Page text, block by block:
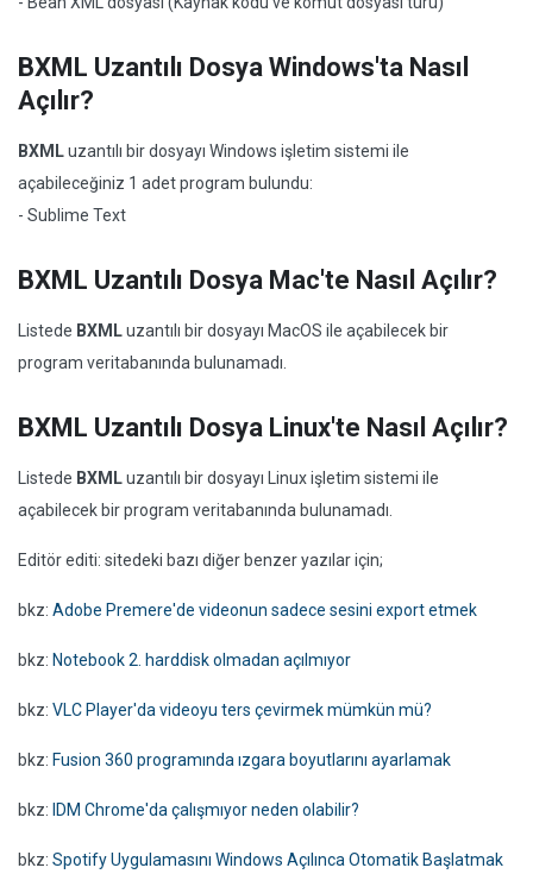
BXML Uzantılı Dosya Windows'ta Nasıl
Açılır?
BXMLuzantılı bir dosyayı Windows işletim sistemi ile
açabileceğiniz 1 adet program bulundu:
- Sublime Text
BXML Uzantılı Dosya Mac'te Nasıl Açılır?
Listede BXMLuzantılı bir dosyayı MacOS ile açabilecek bir
program veritabanında bulunamadı.
BXML Uzantılı Dosya Linux'te Nasıl Açılır?
Listede BXMLuzantılı bir dosyayı Linux işletim sistemi ile
açabilecek bir program veritabanında bulunamadı.
Editör editi: sitedeki bazı diğer benzer yazılar için;
bkz: Adobe Premere'de videonun sadece sesini export etmek
bkz: Notebook 2. harddisk olmadan açılmıyor
bkz: VLC Player'da videoyu ters çevirmek mümkün mü?
bkz: Fusion 360 programında ızgara boyutlarını ayarlamak
bkz: IDM Chrome'da çalışmıyor neden olabilir?
bkz: Spotify Uygulamasını Windows Açılınca Otomatik Başlatmak